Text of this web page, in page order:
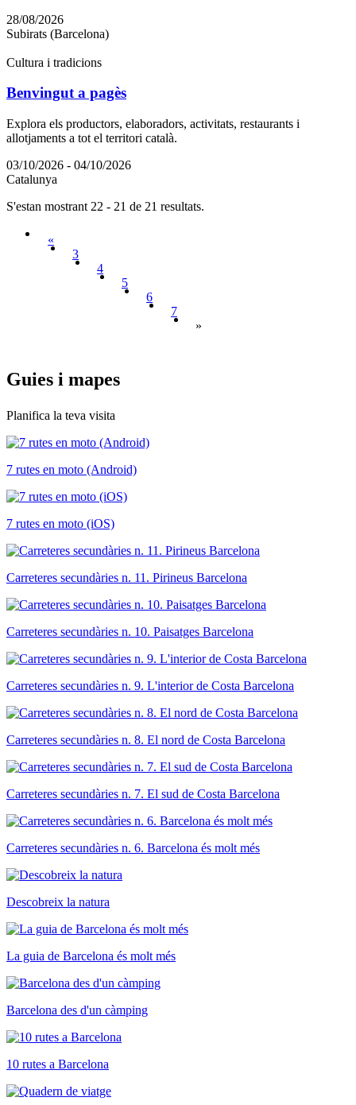
28/08/2026
Subirats (Barcelona)
Cultura i tradicions
Benvingut a pagès
Explora els productors, elaboradors, activitats, restaurants i
allotjaments a tot el territori català.
03/10/2026 - 04/10/2026
Catalunya
S'estan mostrant 22 - 21 de 21 resultats.
«
3
4
5
6
7
»
Guies i mapes
Planifica la teva visita
7 rutes en moto (Android)
7 rutes en moto (iOS)
Carreteres secundàries n. 11. Pirineus Barcelona
Carreteres secundàries n. 10. Paisatges Barcelona
Carreteres secundàries n. 9. L'interior de Costa Barcelona
Carreteres secundàries n. 8. El nord de Costa Barcelona
Carreteres secundàries n. 7. El sud de Costa Barcelona
Carreteres secundàries n. 6. Barcelona és molt més
Descobreix la natura
La guia de Barcelona és molt més
Barcelona des d'un càmping
10 rutes a Barcelona